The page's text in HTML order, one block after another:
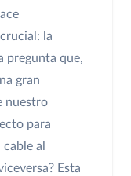
la
pregunta que,
gran
nuestro
para
al
Esta